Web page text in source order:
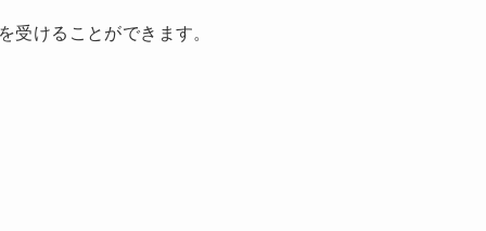
受けることができます。